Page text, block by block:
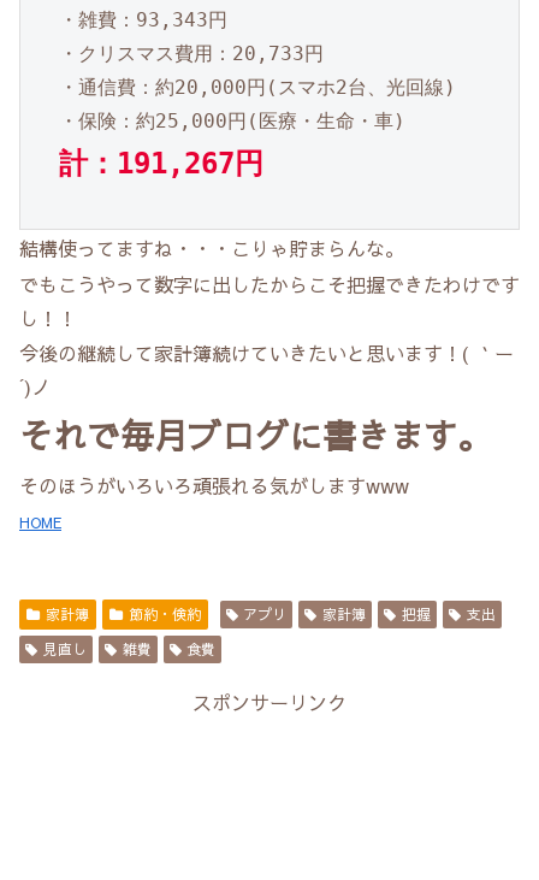
・雑費：93,343円
・クリスマス費用：20,733円
・通信費：約20,000円(スマホ2台、光回線)
・保険：約25,000円(医療・生命・車)
計：191,267円
結構使ってますね・・・こりゃ貯まらんな。
でもこうやって数字に出したからこそ把握できたわけです
し！！
今後の継続して家計簿続けていきたいと思います！( ｀ー
´)ノ
それで毎月ブログに書きます。
そのほうがいろいろ頑張れる気がしますwww
HOME
家計簿 節約・倹約 アプリ 家計簿 把握
支出
見直し
雑費 食費
スポンサーリンク